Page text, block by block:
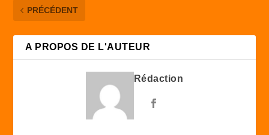
PRÉCÉDENT
A PROPOS DE L'AUTEUR
Rédaction